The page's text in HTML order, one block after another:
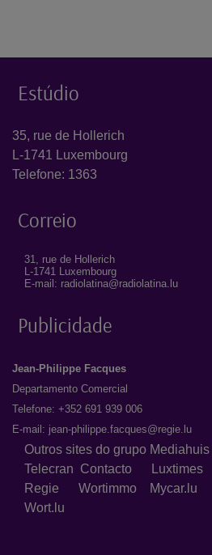
Estúdio
35, rue de Hollerich
L-1741 Luxembourg
Telefone: 1363
Correio
31, rue de Hollerich
L-1741 Luxembourg
E-mail: radiolatina@radiolatina.lu
Publicidade
Jean-Philippe Facques
Departamento Comercial
Telefone: +352 691 939 006
E-mail: jean-philippe.facques@regie.lu
Outros sites do grupo
Telecran Contacto
Luxtimes
Regie Wortimmo
Mycar.lu
Wort.lu